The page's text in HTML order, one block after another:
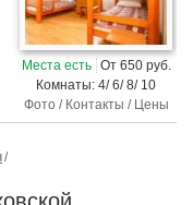
Места есть От 650 руб.
Комнаты: 4/ 6/ 8/ 10
Фото / Контакты / Цены